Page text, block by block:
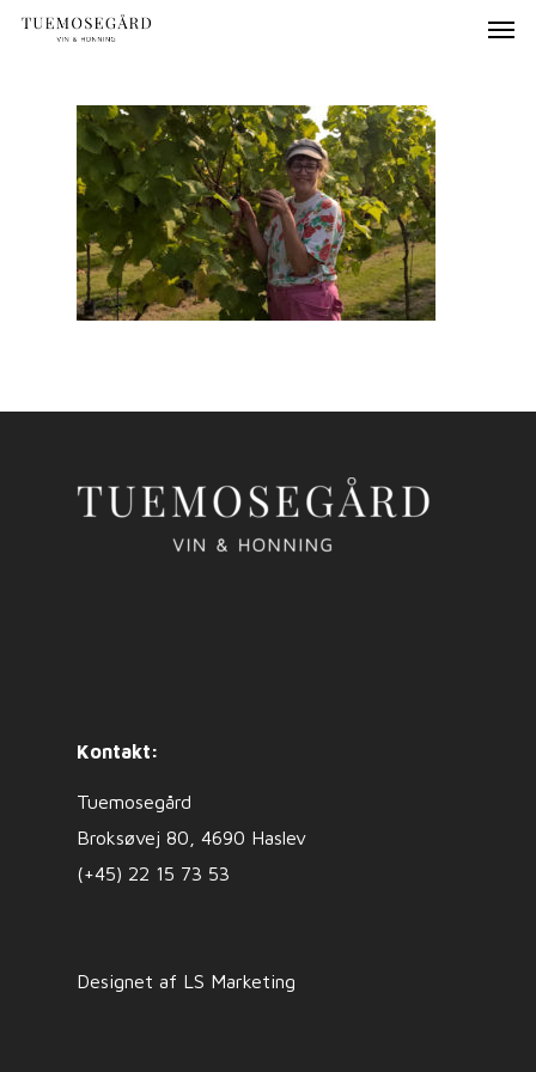
Kontakt:
Tuemosegård
Broksøvej 80, 4690 Haslev
(+45) 22 15 73 53
Designet af LS Marketing